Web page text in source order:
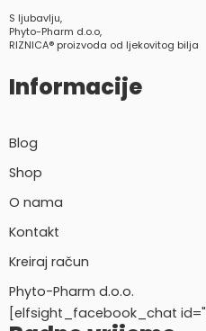
S ljubavlju,
Phyto-Pharm d.o.o,
RIZNICA® proizvoda od ljekovitog bilja
Informacije
Blog
Shop
O nama
Kontakt
Kreiraj račun
Phyto-Pharm d.o.o.
[elfsight_facebook_chat